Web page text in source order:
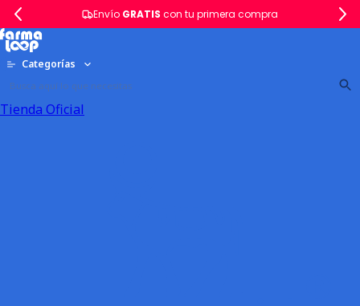
Envío GRATIS con tu primera compra
Categorías
Tienda Oficial